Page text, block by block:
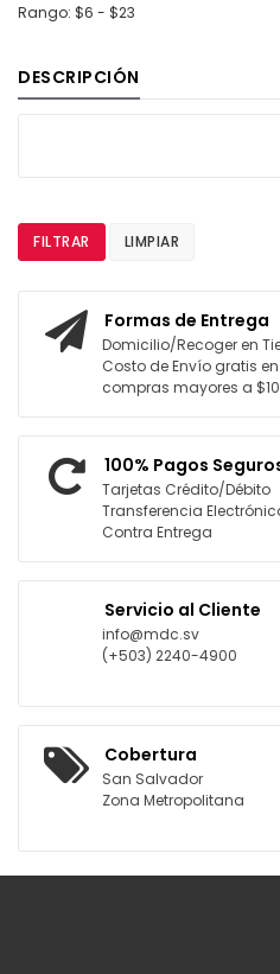
Rango: $6 - $23
DESCRIPCIÓN
FILTRAR LIMPIAR
Formas de Entrega
Domicilio/Recoger en
Costo de Envío gratis
compras mayores a
100% Pagos
Tarjetas Crédito/Débito
Transferencia
Contra Entrega
Servicio al Cliente
info@mdc.sv
(+503) 2240-4900
Cobertura
San Salvador
Zona Metropolitana